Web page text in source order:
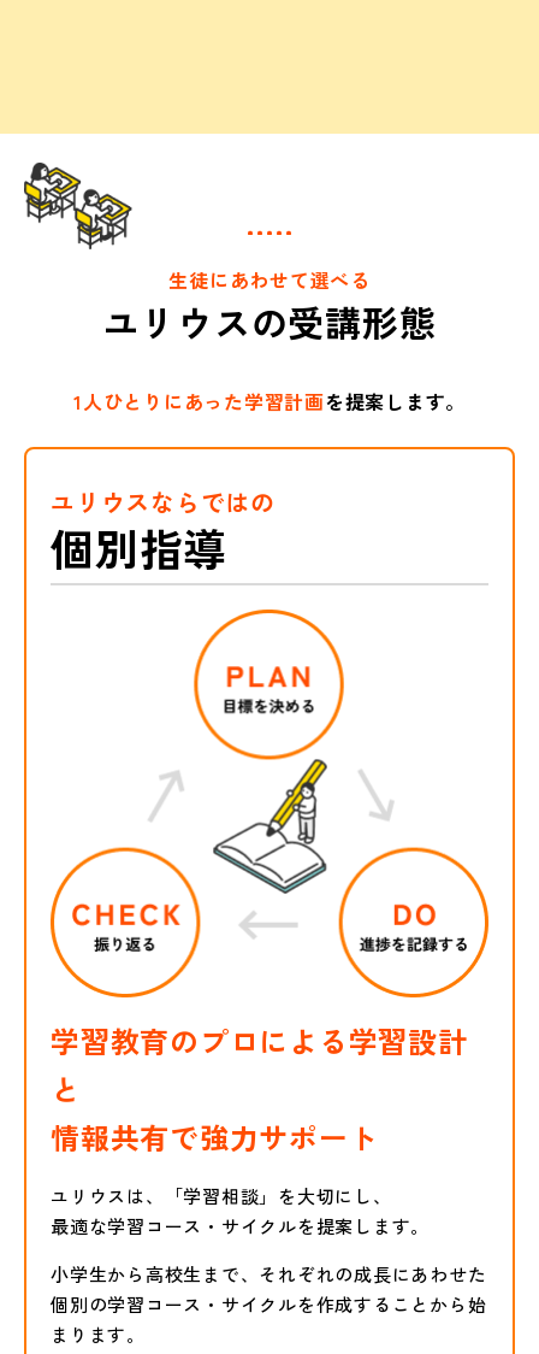
生徒にあわせて選べる
ユリウスの受講形態
1人ひとりにあった学習計画を提案します。
ユリウスならではの
個別指導
学習教育のプロによる学習設計
と
情報共有で強力サポート
ユリウスは、「学習相談」を大切にし、
最適な学習コース・サイクルを提案します。
小学生から高校生まで、それぞれの成長にあわせた
個別の学習コース・サイクルを作成することから始
まります。